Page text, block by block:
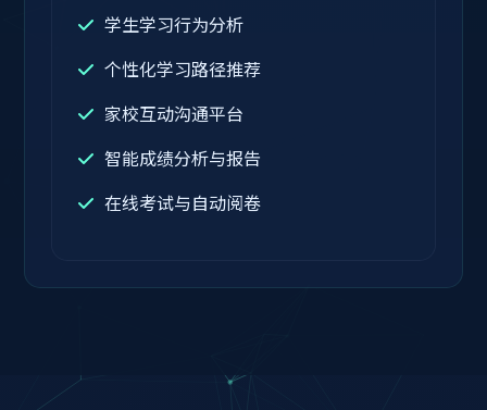
学生学习行为分析
个性化学习路径推荐
家校互动沟通平台
智能成绩分析与报告
在线考试与自动阅卷